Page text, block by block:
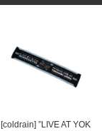
[coldrain] ”LIVE AT YOK